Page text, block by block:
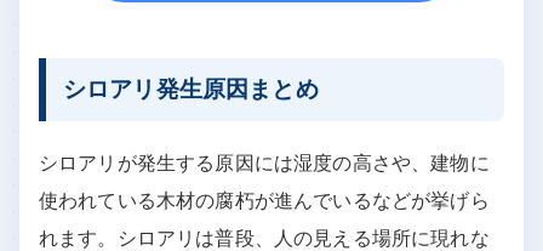
シロアリ発生原因まとめ
シロアリが発生する原因には湿度の高さや、建物に
使われている木材の腐朽が進んでいるなどが挙げら
れます。シロアリは普段、人の見える場所に現れな